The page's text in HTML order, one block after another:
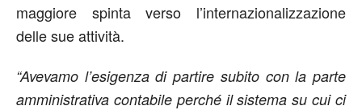
maggiore spinta verso l’internazionalizzazione
delle sue attività.
“Avevamo l’esigenza di partire subito con la parte
amministrativa contabile perché il sistema su cui ci